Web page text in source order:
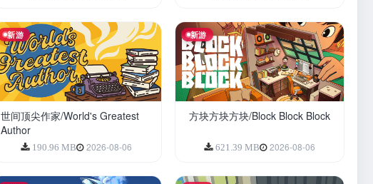
新游
世间顶尖作家/World's Greatest
Author
190.96 MB 2026-08-06
新游
方块方块方块/Block Block Block
621.39 MB 2026-08-06